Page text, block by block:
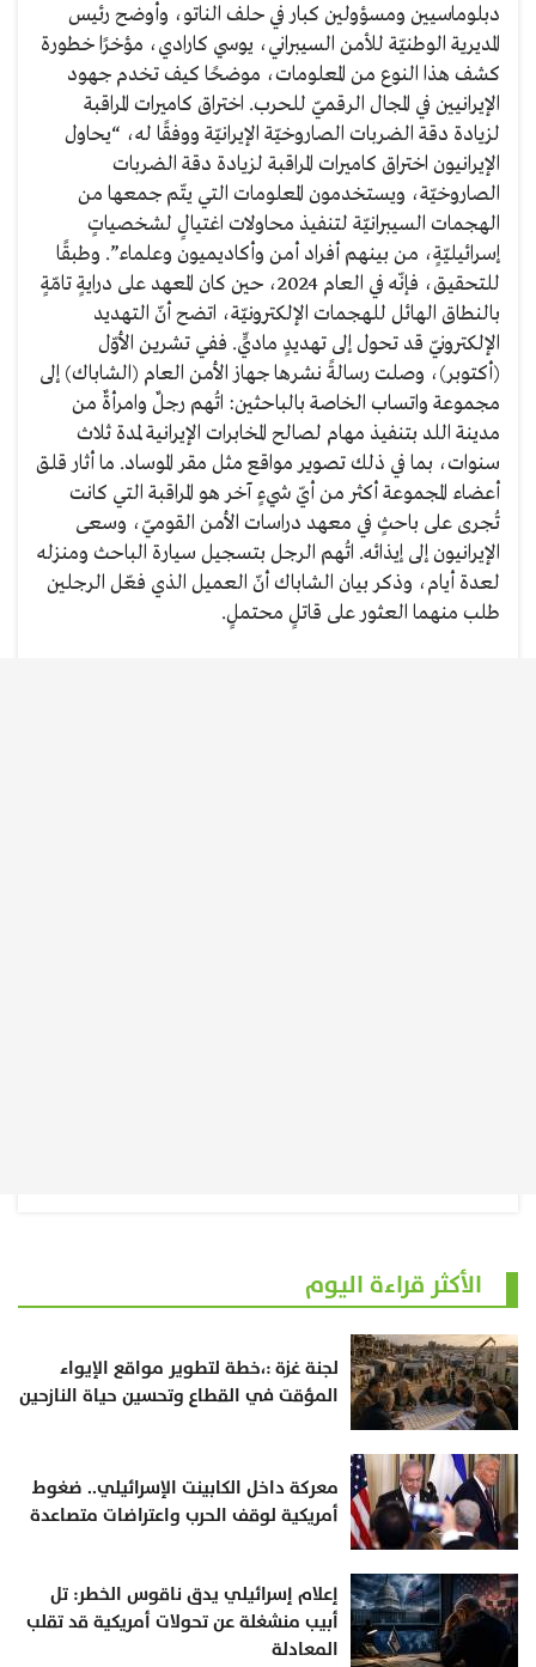
دبلوماسيين ومسؤولين كبار في حلف الناتو، وأوضح رئيس
المديرية الوطنيّة للأمن السيبراني، يوسي كارادي، مؤخرًا خطورة
كشف هذا النوع من المعلومات، موضحًا كيف تخدم جهود
الإيرانيين في المجال الرقميّ للحرب. اختراق كاميرات المراقبة
لزيادة دقة الضربات الصاروخيّة الإيرانيّة ووفقًا له، “يحاول
الإيرانيون اختراق كاميرات المراقبة لزيادة دقة الضربات
الصاروخيّة، ويستخدمون المعلومات التي يتّم جمعها من
الهجمات السيبرانيّة لتنفيذ محاولات اغتيالٍ لشخصياتٍ
إسرائيليّةٍ، من بينهم أفراد أمن وأكاديميون وعلماء”. وطبقًا
للتحقيق، فإنّه في العام 2024، حين كان المعهد على درايةٍ تامّةٍ
بالنطاق الهائل للهجمات الإلكترونيّة، اتضح أنّ التهديد
الإلكترونيّ قد تحول إلى تهديدٍ ماديٍّ. ففي تشرين الأوّل
(أكتوبر)، وصلت رسالةً نشرها جهاز الأمن العام (الشاباك) إلى
مجموعة واتساب الخاصة بالباحثين: اتُهم رجلٌ وامرأةٌ من
مدينة اللد بتنفيذ مهام لصالح المخابرات الإيرانية لمدة ثلاث
سنوات، بما في ذلك تصوير مواقع مثل مقر الموساد. ما أثار قلق
أعضاء المجموعة أكثر من أيّ شيءٍ آخر هو المراقبة التي كانت
تُجرى على باحثٍ في معهد دراسات الأمن القوميّ، وسعى
الإيرانيون إلى إيذائه. اتُهم الرجل بتسجيل سيارة الباحث ومنزله
لعدة أيام، وذكر بيان الشاباك أنّ العميل الذي فعّل الرجلين
طلب منهما العثور على قاتلٍ محتملٍ.
الأكثر قراءة اليوم
لجنة غزة :،خطة لتطوير مواقع الإيواء
المؤقت في القطاع وتحسين حياة النازحين
معركة داخل الكابينت الإسرائيلي.. ضغوط
أمريكية لوقف الحرب واعتراضات متصاعدة
إعلام إسرائيلي يدق ناقوس الخطر: تل
أبيب منشغلة عن تحولات أمريكية قد تقلب
المعادلة